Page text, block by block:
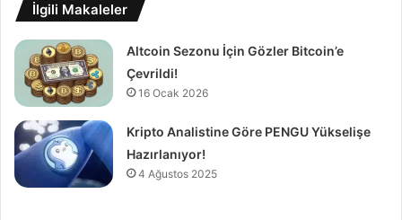
İlgili Makaleler
Altcoin Sezonu İçin Gözler Bitcoin’e
Çevrildi!
16 Ocak 2026
Kripto Analistine Göre PENGU Yükselişe
Hazırlanıyor!
4 Ağustos 2025